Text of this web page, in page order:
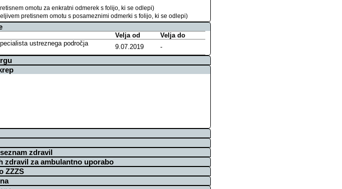
omotu za enkratni odmerek s folijo, ki se odlepi)
pretisnem omotu s posameznimi odmerki s folijo, ki se odlepi)
Velja od
Velja do
ustreznega področja
9.07.2019 -
zdravil
zdravil za ambulantno uporabo
ZZZS